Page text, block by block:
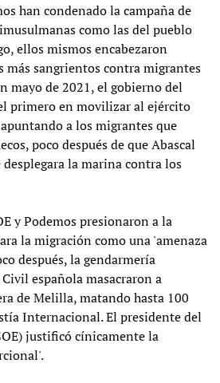
han condenado la campaña de
como las del pueblo
ellos mismos encabezaron
más sangrientos contra migrantes
mayo de 2021, el gobierno del
primero en movilizar al ejército
a los migrantes que
poco después de que Abascal
desplegara la marina contra los
y Podemos presionaron a la
la migración como una 'amenaza
después, la gendarmería
española masacraron a
de Melilla, matando hasta 100
Internacional. El presidente del
justificó cínicamente la